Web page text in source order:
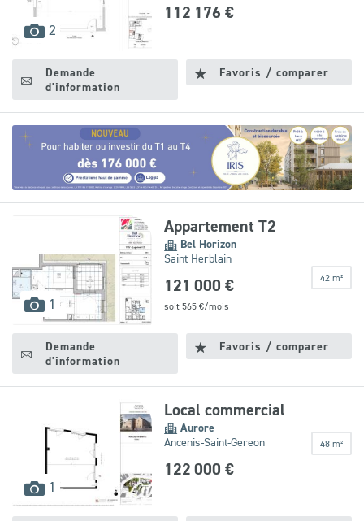
Leaflet |©OpenStreetMapcontributors
2 images
112 176 €
Demande
d'information
Favoris / comparer
1 images
disponibles
Appartement T2
Bel Horizon
Saint Herblain
42 m²
121 000 €
soit 565€/mois
Demande
d'information
Favoris / comparer
1 images
disponibles
Local commercial
Aurore
Ancenis-Saint-Gereon
48 m²
122 000 €